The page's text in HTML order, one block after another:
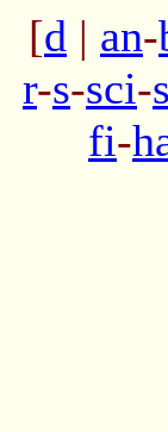
[d | an-
r-s-sci-
fi-